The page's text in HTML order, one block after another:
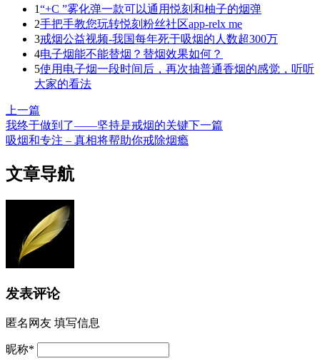
1“+C ”雾化弹一款可以通用悦刻和柚子的烟弹
2手把手教您玩转悦刻粉丝社区app-relx me
3戒烟公益视频-我国每年死于吸烟的人数超300万
4电子烟能不能替烟？替烟效果如何？
5使用电子烟一段时间后，再次抽普通香烟的感觉，听听
大家的看法
上一篇
我终于做到了——坚持是戒烟的关键下一篇
吸烟和专注 – 真相将帮助你戒除烟瘾
文章导航
发表评论
匿名网友 填写信息
昵称*